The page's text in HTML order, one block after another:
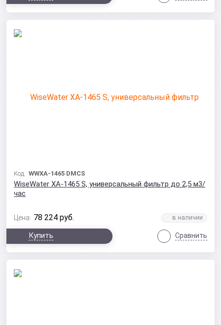
Код:WWXA-1465 DMCS
WiseWater XA-1465 S, универсальный фильтр до 2,5 м3/
час
Цена: 78 224 руб.
Купить Сравнить